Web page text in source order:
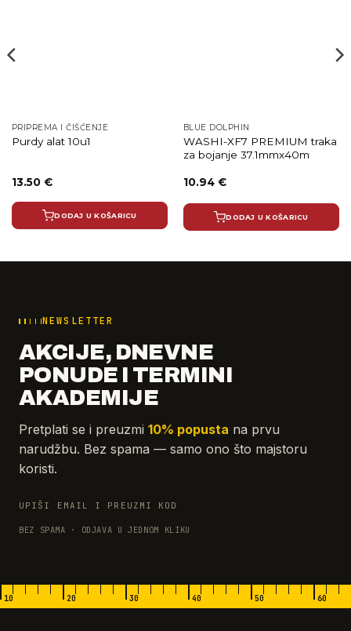
PRIPREMA I ČIŠĆENJE
Purdy alat 10u1
13.50 €
DODAJ U KOŠARICU
BLUE DOLPHIN
WASHI-XF7 PREMIUM traka
za bojanje 37.1mmx40m
10.94 €
DODAJ U KOŠARICU
NEWSLETTER
AKCIJE, DNEVNE
PONUDE I TERMINI
AKADEMIJE
Pretplati se i preuzmi 10% popusta na prvu
narudžbu. Bez spama — samo ono što majstoru
koristi.
UPIŠI EMAIL I PREUZMI KOD
BEZ SPAMA · ODJAVA U JEDNOM KLIKU
10 20 30 40 50 60